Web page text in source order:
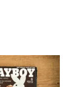
preço
original
era:
O
preço
atual
é: